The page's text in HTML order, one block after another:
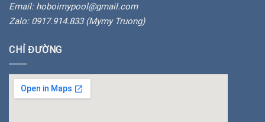
Email: hoboimypool@gmail.com
Zalo: 0917.914.833 (Mymy Truong)
CHỈ ĐƯỜNG